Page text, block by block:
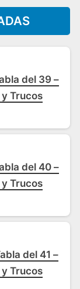
del 39 –
Trucos
del 40 –
Trucos
del 41 –
Trucos